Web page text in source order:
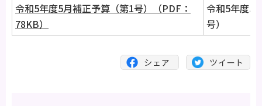
令和5年度5月補正予算（第1号）（PDF：
78KB）
令和5年度5
号）